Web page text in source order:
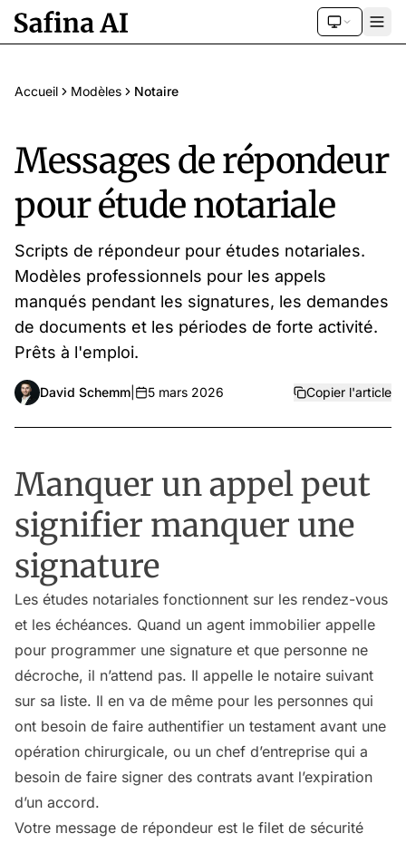
Accueil Modèles Notaire
Messages de répondeur
pour étude notariale
Scripts de répondeur pour études notariales.
Modèles professionnels pour les appels
manqués pendant les signatures, les demandes
de documents et les périodes de forte activité.
Prêts à l'emploi.
David Schemm 5 mars 2026 Copier l'article
Manquer un appel peut
signifier manquer une
signature
Les études notariales fonctionnent sur les rendez-vous
et les échéances. Quand un agent immobilier appelle
pour programmer une signature et que personne ne
décroche, il n’attend pas. Il appelle le notaire suivant
sur sa liste. Il en va de même pour les personnes qui
ont besoin de faire authentifier un testament avant une
opération chirurgicale, ou un chef d’entreprise qui a
besoin de faire signer des contrats avant l’expiration
d’un accord.
Votre message de répondeur est le filet de sécurité